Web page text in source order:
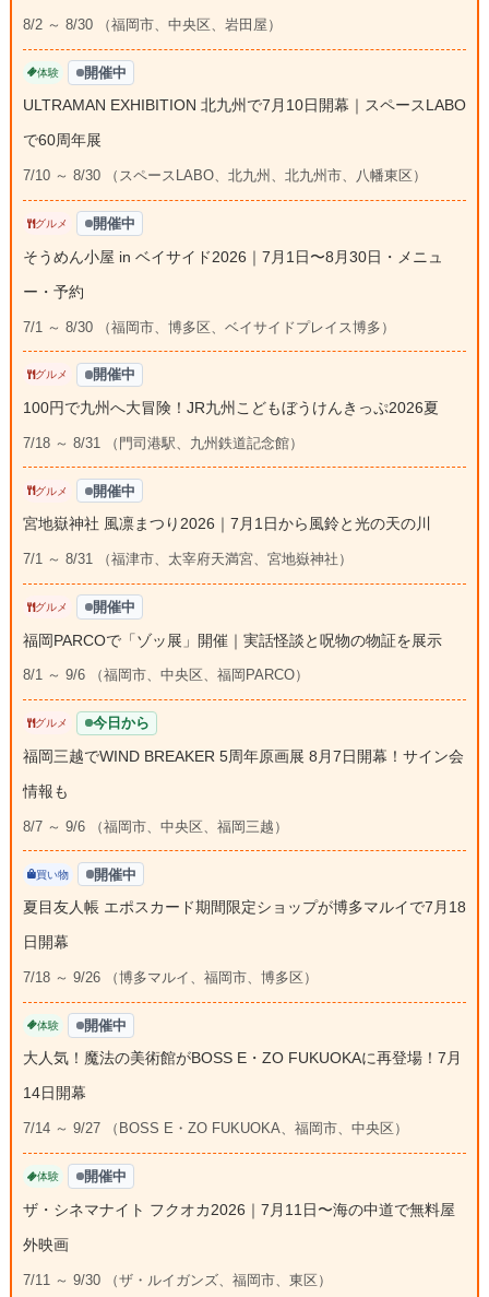
8/2 ～ 8/30 （福岡市、中央区、岩田屋）
体験 開催中
ULTRAMAN EXHIBITION 北九州で7月10日開幕｜スペースLABO
で60周年展
7/10 ～ 8/30 （スペースLABO、北九州、北九州市、八幡東区）
グルメ 開催中
そうめん小屋 in ベイサイド2026｜7月1日〜8月30日・メニュ
ー・予約
7/1 ～ 8/30 （福岡市、博多区、ベイサイドプレイス博多）
グルメ 開催中
100円で九州へ大冒険！JR九州こどもぼうけんきっぷ2026夏
7/18 ～ 8/31 （門司港駅、九州鉄道記念館）
グルメ 開催中
宮地嶽神社 風凛まつり2026｜7月1日から風鈴と光の天の川
7/1 ～ 8/31 （福津市、太宰府天満宮、宮地嶽神社）
グルメ 開催中
福岡PARCOで「ゾッ展」開催｜実話怪談と呪物の物証を展示
8/1 ～ 9/6 （福岡市、中央区、福岡PARCO）
グルメ 今日から
福岡三越でWIND BREAKER 5周年原画展 8月7日開幕！サイン会
情報も
8/7 ～ 9/6 （福岡市、中央区、福岡三越）
買い物 開催中
夏目友人帳 エポスカード期間限定ショップが博多マルイで7月18
日開幕
7/18 ～ 9/26 （博多マルイ、福岡市、博多区）
体験 開催中
大人気！魔法の美術館がBOSS E・ZO FUKUOKAに再登場！7月
14日開幕
7/14 ～ 9/27 （BOSS E・ZO FUKUOKA、福岡市、中央区）
体験 開催中
ザ・シネマナイト フクオカ2026｜7月11日〜海の中道で無料屋
外映画
7/11 ～ 9/30 （ザ・ルイガンズ、福岡市、東区）